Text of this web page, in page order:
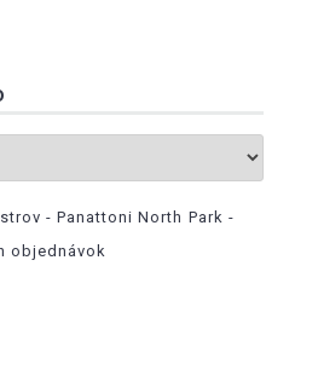
- Panattoni North Park -
objednávok